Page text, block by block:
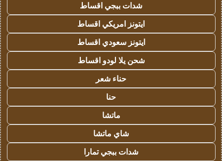
شدات ببجي اقساط
ايتونز امريكي اقساط
ايتونز سعودي اقساط
شحن يلا لودو اقساط
حناء شعر
حنا
ماتشا
شاي ماتشا
شدات ببجي تمارا